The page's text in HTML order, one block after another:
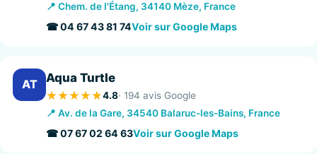
📍 Chem. de l'Étang, 34140 Mèze, France
☎ 04 67 43 81 74Voir sur Google Maps
AT Aqua Turtle
4.8· 194 avis Google
📍 Av. de la Gare, 34540 Balaruc-les-Bains, France
☎ 07 67 02 64 63Voir sur Google Maps